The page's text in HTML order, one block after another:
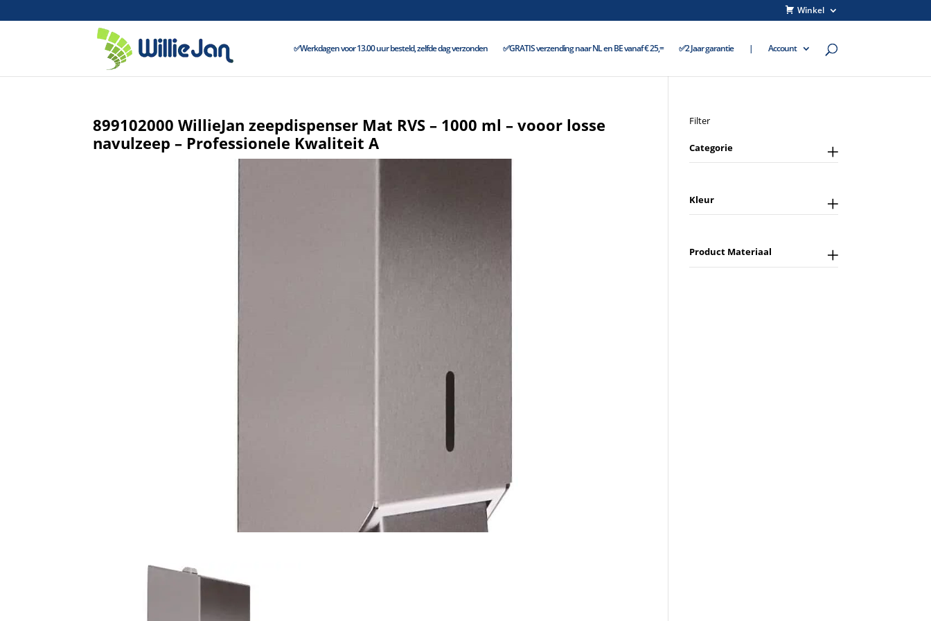
Winkel
✅Werkdagen voor 13.00 uur besteld, zelfde dag verzonden ✅GRATIS verzending naar NL en BE vanaf € 25,= ✅2 Jaar garantie | Account
899102000 WillieJan zeepdispenser Mat RVS – 1000 ml – vooor losse
navulzeep – Professionele Kwaliteit A
Filter
Categorie
Kleur
Product Materiaal